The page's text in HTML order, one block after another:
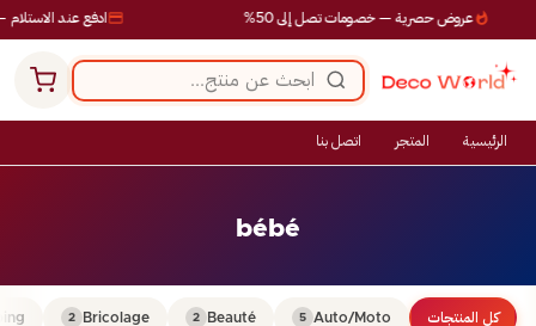
ادفع عند الاستلام عروض حصرية — خصومات تصل إلى 50%
الرئيسية المتجر اتصل بنا
bébé
كل المنتجات Auto/Moto
5
Beauté
2
Bricolage
2